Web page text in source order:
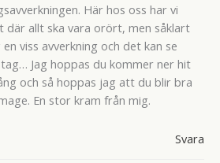
Här hos oss har vi
där allt ska vara orört, men såklart
viss avverkning och det kan se
Jag hoppas du kommer ner hit
och så hoppas jag att du blir bra
En stor kram från mig.
Svara